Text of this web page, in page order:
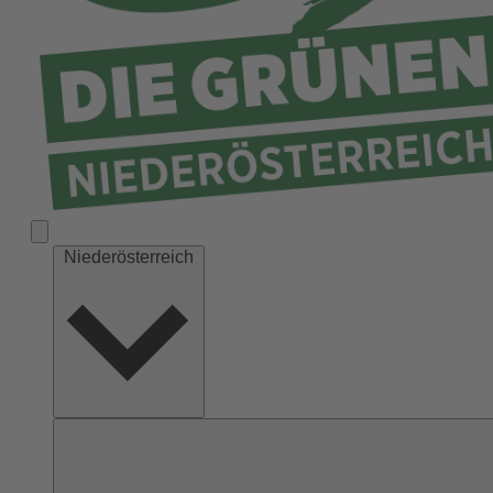
Niederösterreich